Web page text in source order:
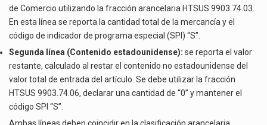
de Comercio utilizando la fracción arancelaria HTSUS 9903.74.03.
En esta línea se reporta la cantidad total de la mercancía y el
código de indicador de programa especial (SPI) “S”.
Segunda línea (Contenido estadounidense): se reporta el valor
restante, calculado al restar el contenido no estadounidense del
valor total de entrada del artículo. Se debe utilizar la fracción
HTSUS 9903.74.06, declarar una cantidad de “0” y mantener el
código SPI “S”.